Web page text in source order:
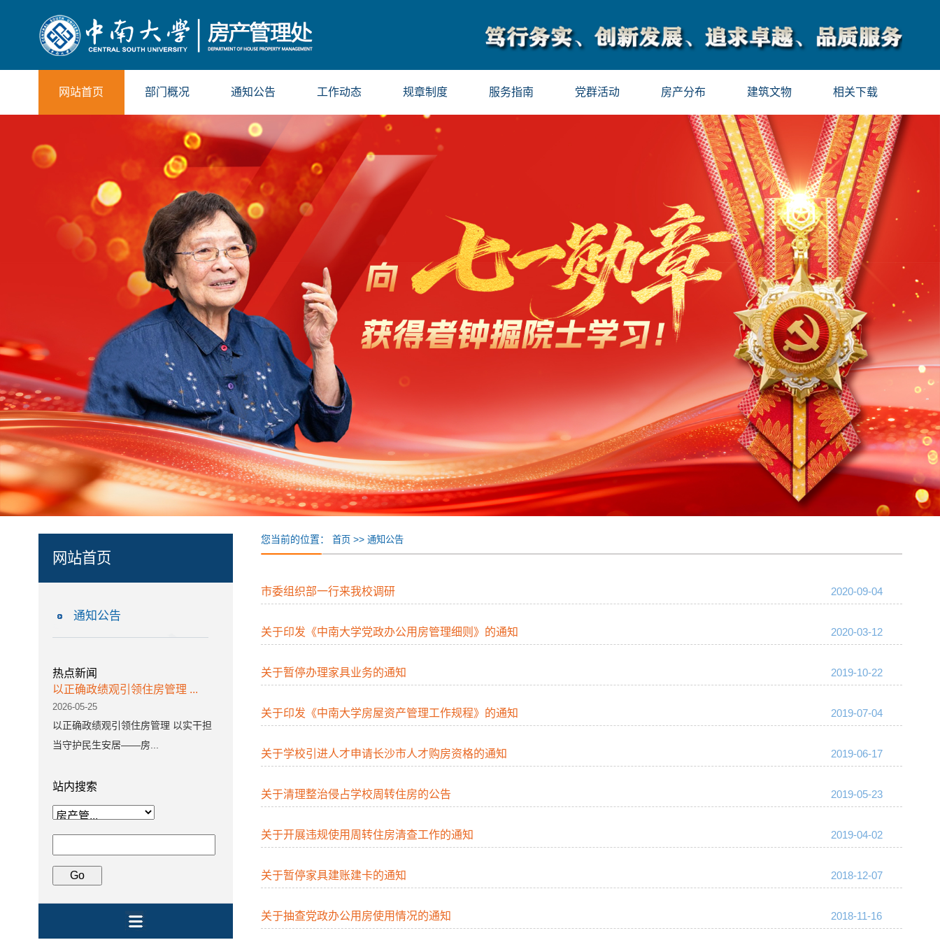
网站首页 部门概况 通知公告 工作动态 规章制度 服务指南 党群活动 房产分布 建筑文物 相关下载
网站首页
通知公告
热点新闻
以正确政绩观引领住房管理 ...
2026-05-25
以正确政绩观引领住房管理 以实干担
当守护民生安居——房...
站内搜索
您当前的位置：首页 >>通知公告
市委组织部一行来我校调研 2020-09-04
关于印发《中南大学党政办公用房管理细则》的通知 2020-03-12
关于暂停办理家具业务的通知 2019-10-22
关于印发《中南大学房屋资产管理工作规程》的通知 2019-07-04
关于学校引进人才申请长沙市人才购房资格的通知 2019-06-17
关于清理整治侵占学校周转住房的公告 2019-05-23
关于开展违规使用周转住房清查工作的通知 2019-04-02
关于暂停家具建账建卡的通知 2018-12-07
关于抽查党政办公用房使用情况的通知 2018-11-16